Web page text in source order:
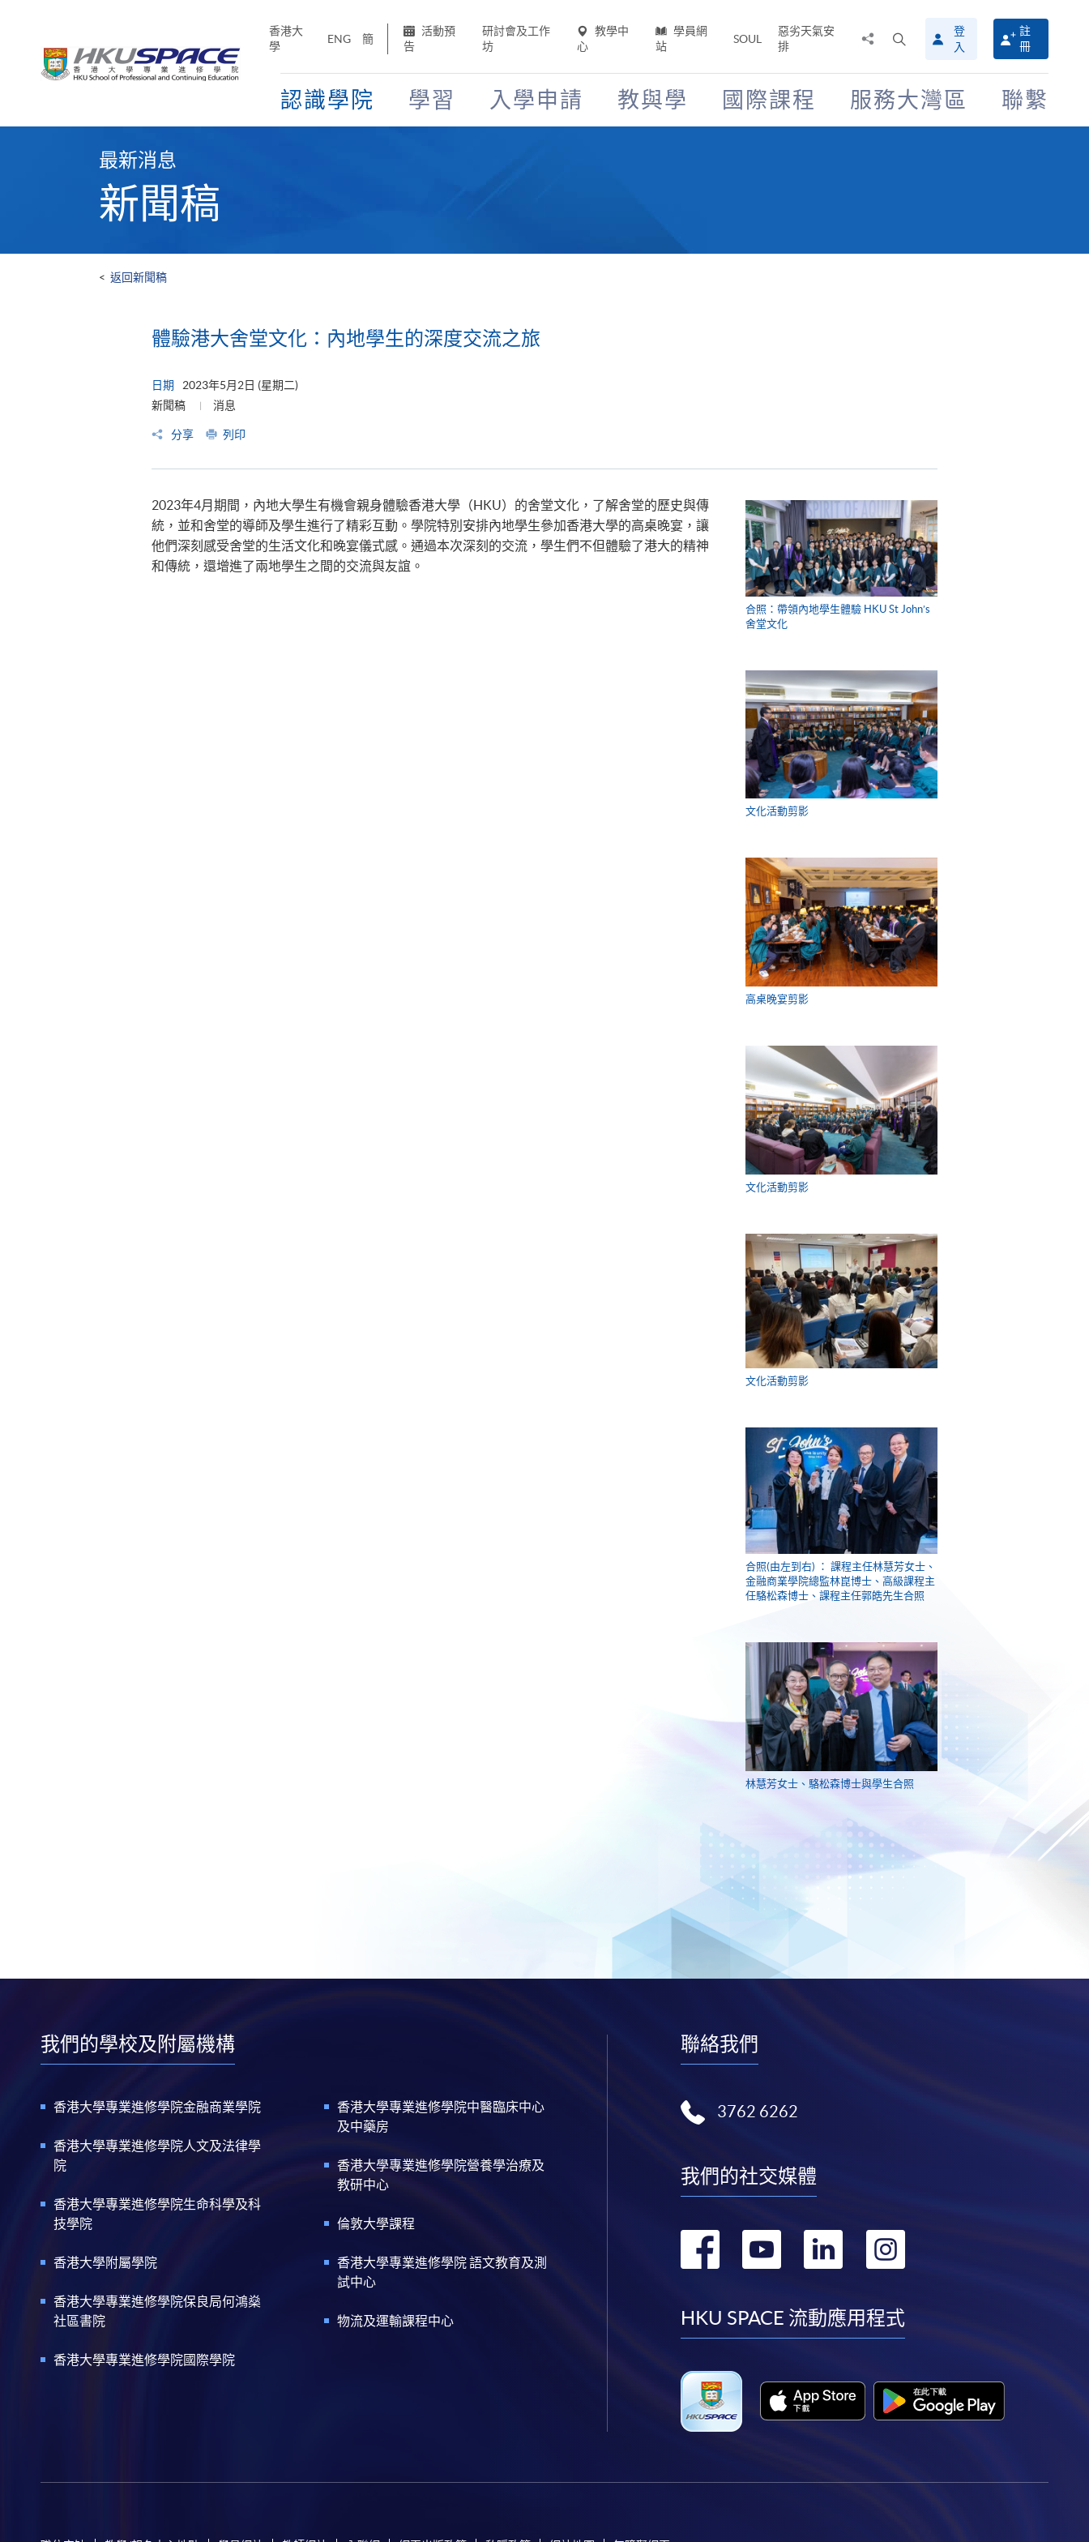
香港大
學
ENG 簡
活動預
告
研討會及工作
坊
教學中
心
學員網
站
SOUL
惡劣天氣安
排
搜
尋
介
面
登
入
註
冊
認識學院 學習 入學申請 教與學 國際課程 服務大灣區 聯繫
最新消息
新聞稿
< 返回新聞稿
體驗港大舍堂文化：內地學生的深度交流之旅
日期
2023年5月2日 (星期二)
新聞稿
消息
分享 列印
合照：帶領內地學生體驗 HKU St John’s
舍堂文化
文化活動剪影
高桌晚宴剪影
文化活動剪影
文化活動剪影
合照(由左到右) ： 課程主任林慧芳女士、
金融商業學院總監林崑博士、高級課程主
任駱松森博士、課程主任郭皓先生合照
林慧芳女士、駱松森博士與學生合照
2023年4月期間，內地大學生有機會親身體驗香港大學（HKU）的舍堂文化，了解舍堂的歷史與傳
統，並和舍堂的導師及學生進行了精彩互動。學院特別安排內地學生參加香港大學的高桌晚宴，讓
他們深刻感受舍堂的生活文化和晚宴儀式感。通過本次深刻的交流，學生們不但體驗了港大的精神
和傳統，還增進了兩地學生之間的交流與友誼。
我們的學校及附屬機構
香港大學專業進修學院金融商業學院
香港大學專業進修學院人文及法律學
院
香港大學專業進修學院生命科學及科
技學院
香港大學附屬學院
香港大學專業進修學院保良局何鴻燊
社區書院
香港大學專業進修學院國際學院
香港大學專業進修學院中醫臨床中心
及中藥房
香港大學專業進修學院營養學治療及
教研中心
倫敦大學課程
香港大學專業進修學院 語文教育及測
試中心
物流及運輸課程中心
聯絡我們
3762 6262
我們的社交媒體
轉
facebook
轉
youtube
轉
linkedin
轉
instagram
HKU SPACE 流動應用程式